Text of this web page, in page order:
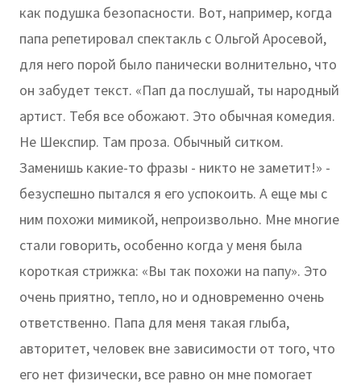
как подушка безопасности. Вот, например, когда
папа репетировал спектакль с Ольгой Аросевой,
для него порой было панически волнительно, что
он забудет текст. «Пап да послушай, ты народный
артист. Тебя все обожают. Это обычная комедия.
Не Шекспир. Там проза. Обычный ситком.
Заменишь какие-то фразы - никто не заметит!» -
безуспешно пытался я его успокоить. А еще мы с
ним похожи мимикой, непроизвольно. Мне многие
стали говорить, особенно когда у меня была
короткая стрижка: «Вы так похожи на папу». Это
очень приятно, тепло, но и одновременно очень
ответственно. Папа для меня такая глыба,
авторитет, человек вне зависимости от того, что
его нет физически, все равно он мне помогает